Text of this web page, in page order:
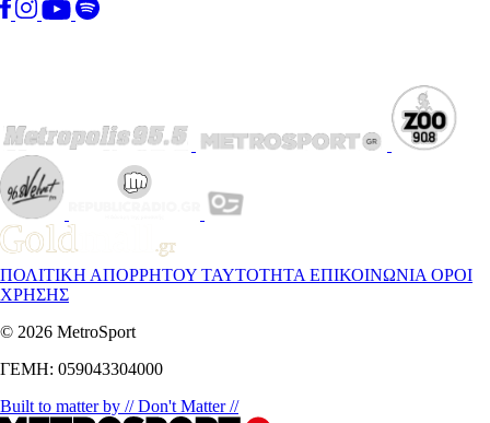
ΠΟΛΙΤΙΚΗ ΑΠΟΡΡΗΤΟΥ ΤΑΥΤΟΤΗΤΑ ΕΠΙΚΟΙΝΩΝΙΑ ΟΡΟΙ
ΧΡΗΣΗΣ
© 2026 MetroSport
ΓΕΜΗ: 059043304000
Built to matter by // Don't Matter //